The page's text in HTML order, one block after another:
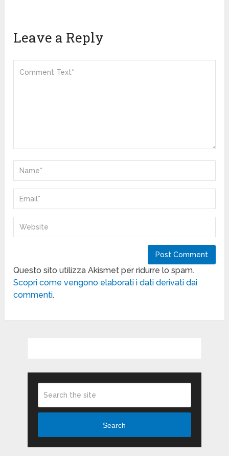
Leave a Reply
Questo sito utilizza Akismet per ridurre lo spam.
Scopri come vengono elaborati i dati derivati dai
commenti.
Search